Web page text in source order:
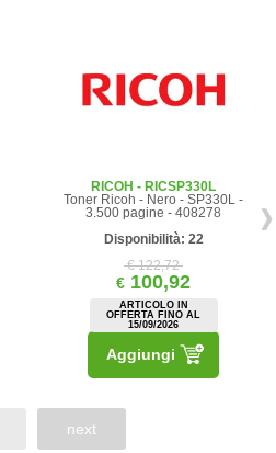
RICOH - RICSP330L
Toner Ricoh - Nero - SP330L -
3.500 pagine - 408278
Disponibilità: 22
€ 122,72
€ 100,92
ARTICOLO IN
OFFERTA FINO AL
15/09/2026
Aggiungi
next